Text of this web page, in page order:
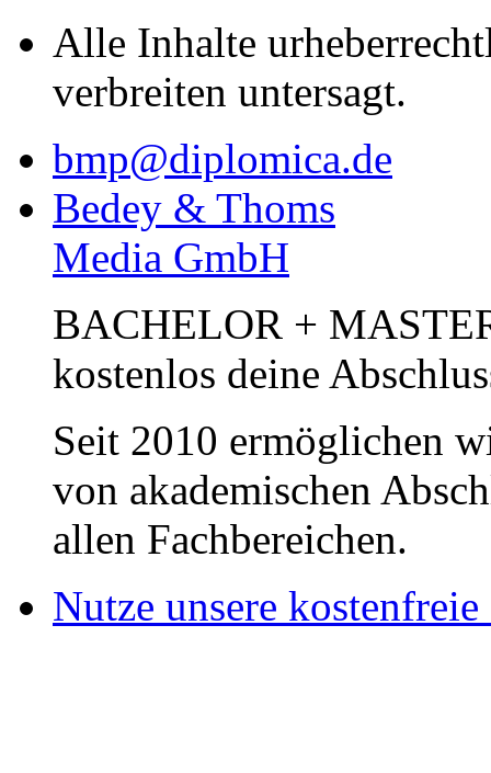
Alle Inhalte
verbreiten untersagt.
bmp@diplomica.de
Bedey & Thoms
Media GmbH
BACHELOR +
kostenlos deine
Seit 2010 ermöglichen
von akademischen
allen Fachbereichen.
Nutze unsere